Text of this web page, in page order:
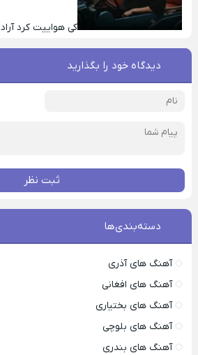
کی هواییت کرد آراد
دیدگاه خود را بگذارید
ثبت نظر
دسته‌بندی‌ها
آهنگ های آذری
آهنگ های افغانی
آهنگ های بختیاری
آهنگ های بلوچی
آهنگ های بندری